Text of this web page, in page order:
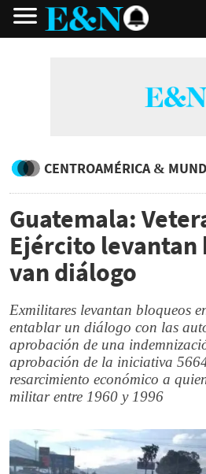
CENTROAMÉRICA &
Guatemala:
Ejército levantan
van diálogo
Exmilitares levantan bloqueos
entablar un diálogo con las
aprobación de una
aprobación de la iniciativa
resarcimiento económico a
militar entre 1960 y 1996